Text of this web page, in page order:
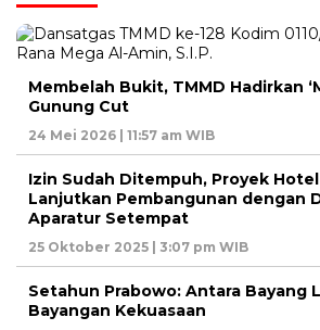
Membelah Bukit, TMMD Hadirkan
Gunung Cut
24 Mei 2026 | 11:57 am WIB
Izin Sudah Ditempuh, Proyek
Lanjutkan Pembangunan dengan
Aparatur Setempat
25 Oktober 2025 | 3:07 pm WIB
Setahun Prabowo: Antara Bayang
Bayangan Kekuasaan